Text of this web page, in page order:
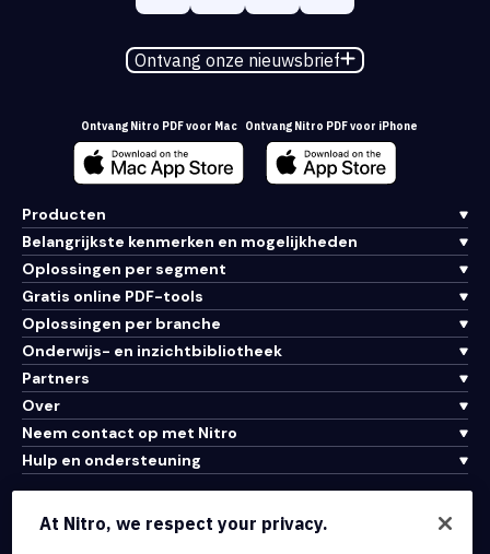
Ontvang onze nieuwsbrief
Ontvang Nitro PDF voor Mac Ontvang Nitro PDF voor iPhone
Producten
Belangrijkste kenmerken en mogelijkheden
Oplossingen per segment
Gratis online PDF-tools
Oplossingen per branche
Onderwijs- en inzichtbibliotheek
Partners
Over
Neem contact op met Nitro
Hulp en ondersteuning
Integraties en API-connectiviteit
At Nitro, we respect your privacy.